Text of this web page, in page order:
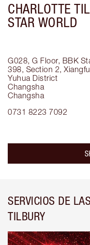
CHARLOTTE
STAR WORLD
G028, G Floor, BBK
398, Section 2,
Yuhua District
Changsha
Changsha
0731 8223 7092
SERVICIOS DE
TILBURY